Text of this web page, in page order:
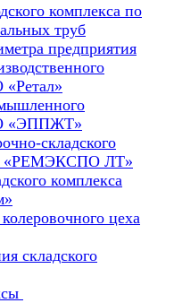
комплекса по
труб
предприятия
«ЭППЖТ»
складского
«РЕМЭКСПО ЛТ»
комплекса
цеха
складского